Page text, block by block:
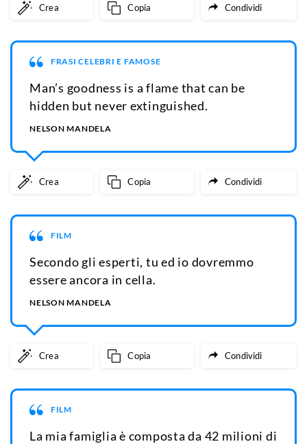
Crea Copia Condividi
FRASI CELEBRI E FAMOSE
Man’s goodness is a flame that can be
hidden but never extinguished.
NELSON MANDELA
Crea Copia Condividi
FILM
Secondo gli esperti, tu ed io dovremmo
essere ancora in cella.
NELSON MANDELA
Crea Copia Condividi
FILM
La mia famiglia è composta da 42 milioni di